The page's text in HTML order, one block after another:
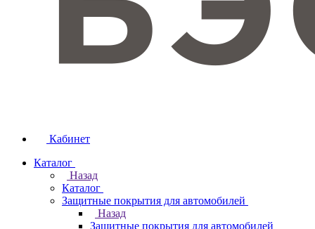
Кабинет
Каталог
Назад
Каталог
Защитные покрытия для автомобилей
Назад
Защитные покрытия для автомобилей